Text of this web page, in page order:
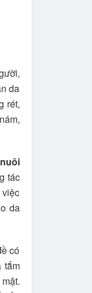
da
rét,
tác
da
có
tắm